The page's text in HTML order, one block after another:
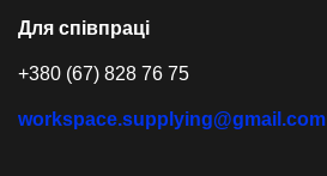
Для співпраці
+380 (67) 828 76 75
workspace.supplying@gmail.com